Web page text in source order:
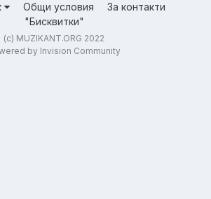
Общи условия
За контакти
"Бисквитки"
(c) MUZIKANT.ORG 2022
by Invision Community